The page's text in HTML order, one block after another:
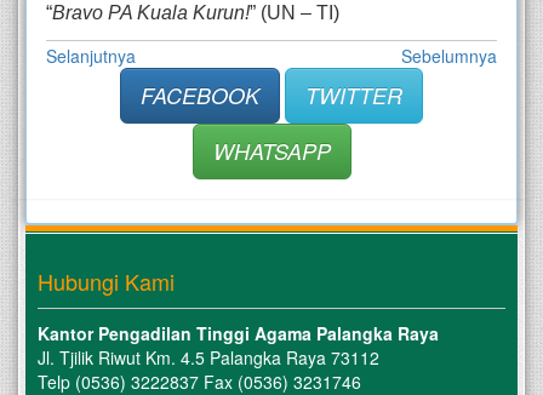
“Bravo PA Kuala Kurun!” (UN – TI)
Selanjutnya Sebelumnya
FACEBOOK
TWITTER
WHATSAPP
Hubungi Kami
Kantor Pengadilan Tinggi Agama Palangka Raya
Jl. Tjilik Riwut Km. 4.5 Palangka Raya 73112
Telp (0536) 3222837 Fax (0536) 3231746